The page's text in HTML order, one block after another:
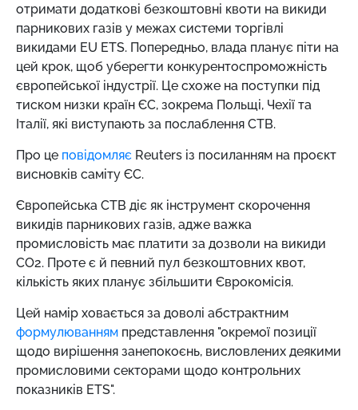
отримати додаткові безкоштовні квоти на викиди
парникових газів у межах системи торгівлі
викидами EU ETS. Попередньо, влада планує піти на
цей крок, щоб уберегти конкурентоспроможність
європейської індустрії. Це схоже на поступки під
тиском низки країн ЄС, зокрема Польщі, Чехії та
Італії, які виступають за послаблення СТВ.
Про це повідомляє Reuters із посиланням на проєкт
висновків саміту ЄС.
Європейська СТВ діє як інструмент скорочення
викидів парникових газів, адже важка
промисловість має платити за дозволи на викиди
СО2. Проте є й певний пул безкоштовних квот,
кількість яких планує збільшити Єврокомісія.
Цей намір ховається за доволі абстрактним
формулюванням представлення "окремої позиції
щодо вирішення занепокоєнь, висловлених деякими
промисловими секторами щодо контрольних
показників ETS".